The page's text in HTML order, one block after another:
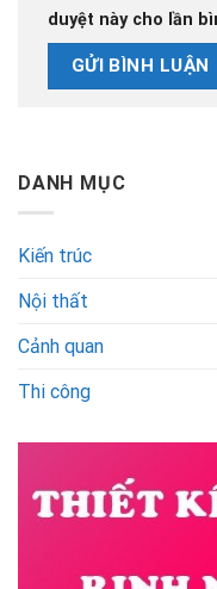
DANH MỤC
Kiến trúc
Nội thất
Cảnh quan
Thi công
duyệt này cho lần